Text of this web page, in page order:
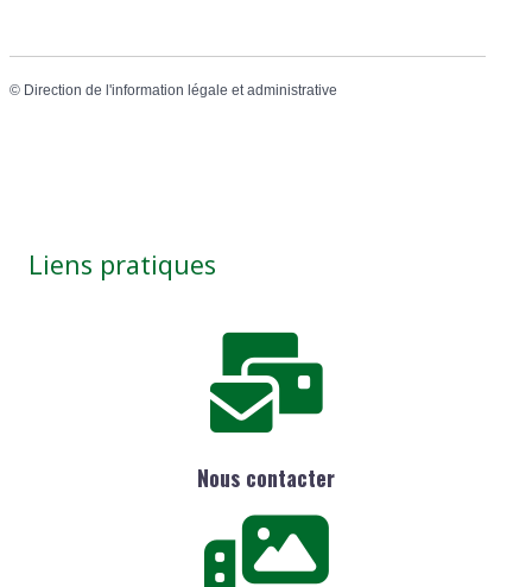
© Direction de l'information légale et administrative
Liens pratiques
Nous contacter